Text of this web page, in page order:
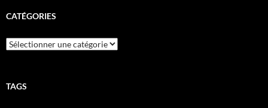
CATÉGORIES
Catégories
TAGS